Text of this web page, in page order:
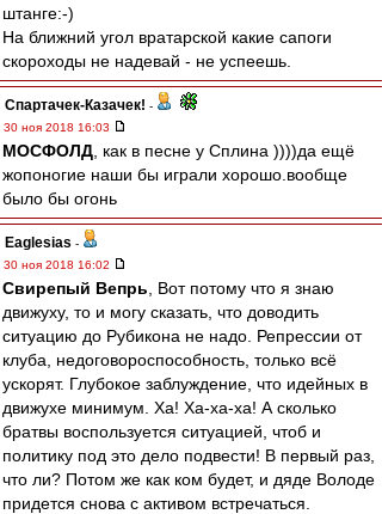
штанге:-)
На ближний угол вратарской какие сапоги
скороходы не надевай - не успеешь.
Спартачек-Казачек! -
30 ноя 2018 16:03
МОСФОЛД , как в песне у Сплина ))))да ещё
жопоногие наши бы играли хорошо.вообще
было бы огонь
Eaglesias -
30 ноя 2018 16:02
Свирепый Вепрь , Вот потому что я знаю
движуху, то и могу сказать, что доводить
ситуацию до Рубикона не надо. Репрессии от
клуба, недоговороспособность, только всё
ускорят. Глубокое заблуждение, что идейных в
движухе минимум. Ха! Ха-ха-ха! А сколько
братвы воспользуется ситуацией, чтоб и
политику под это дело подвести! В первый раз,
что ли? Потом же как ком будет, и дяде Володе
придется снова с активом встречаться.